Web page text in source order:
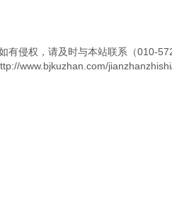
有侵权，请及时与本站联系（010-
www.bjkuzhan.com/